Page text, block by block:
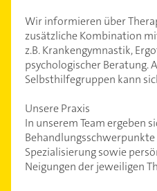
Wir informieren über
zusätzliche Kombination
z.B. Krankengymnastik,
psychologischer Beratung.
Selbsthilfegruppen kann
Unsere Praxis
In unserem Team ergeben
Spezialisierung sowie
Neigungen der jeweiligen